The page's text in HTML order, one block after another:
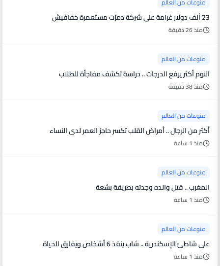
منوعات من العالم
23 ألف دولار غرامة على شركة دمرّت مستعمرة خفافيش
منذ 26 دقيقة
منوعات من العالم
النوم أكثر يرفع الدرجات .. دراسة تكشف مفاجأة للطلاب
منذ 38 دقيقة
منوعات من العالم
أكثر من الرجال .. أمراض القلب تكسر حاجز العمر لدى النساء
منذ 1 ساعة
منوعات من العالم
المغرب .. قتل والده وجدته بطريقة بشعة
منذ 1 ساعة
منوعات من العالم
على شاطئ الإسكندرية .. شاب ينقذ 6 أشخاص ويفارق الحياة
منذ 1 ساعة